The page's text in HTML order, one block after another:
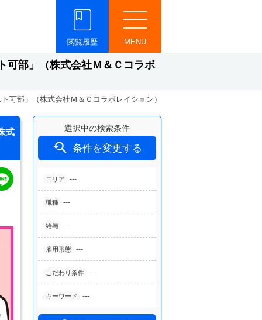
MENU
閲覧履歴
可部」（株式会社Ｍ＆Ｃコラボ
可部」（株式会社Ｍ＆Ｃコラボレイション）
選択中の検索条件
 条件を変更する
エリア ---
職種 ---
給与 ---
雇用形態 ---
こだわり条件 ---
キーワード ---
式